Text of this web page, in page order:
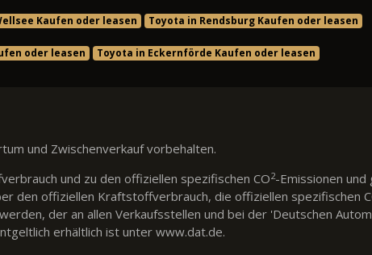
Kaufen oder leasen Toyota in Rendsburg Kaufen oder leasen
oder leasen Toyota in Eckernförde Kaufen oder leasen
und Zwischenverkauf vorbehalten.
und zu den offiziellen spezifischen CO2-Emissionen und
den offiziellen Kraftstoffverbrauch, die offiziellen spezifischen
der an allen Verkaufsstellen und bei der 'Deutschen
erhältlich ist unter www.dat.de.